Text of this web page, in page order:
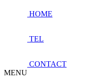
HOME
TEL
CONTACT
MENU